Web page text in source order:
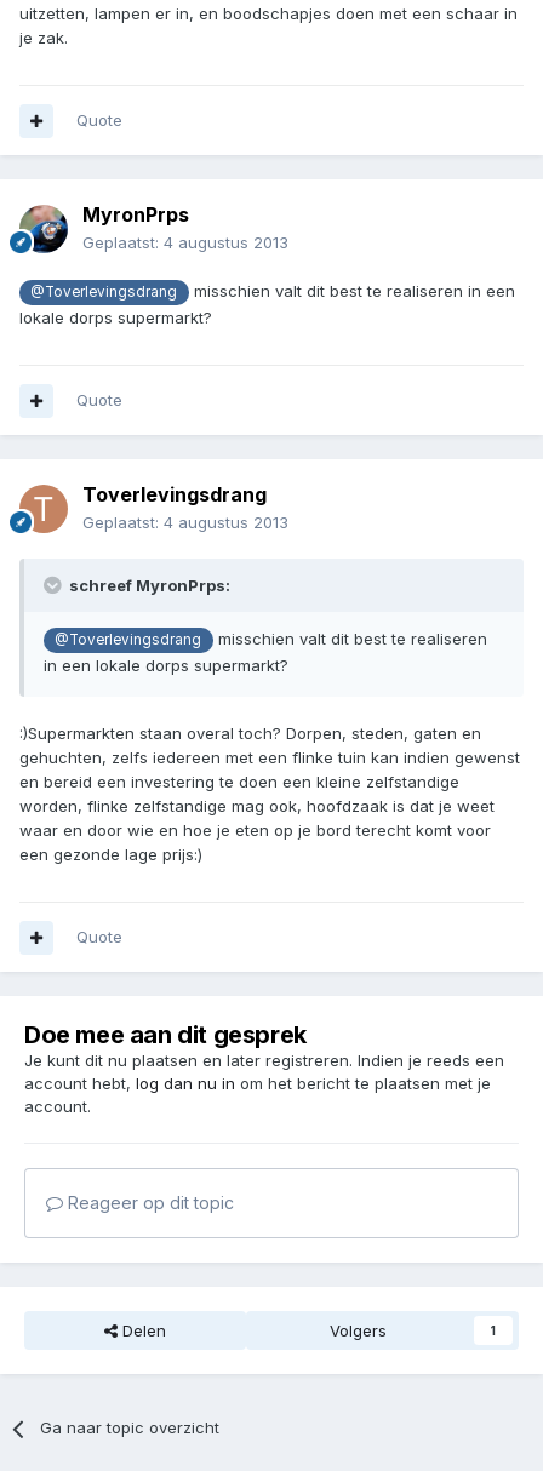
uitzetten, lampen er in, en boodschapjes doen met een schaar in
je zak.
Quote
MyronPrps
Geplaatst: 4 augustus 2013
@Toverlevingsdrang
misschien valt dit best te realiseren in een
lokale dorps supermarkt?
Quote
Toverlevingsdrang
Geplaatst: 4 augustus 2013
schreef MyronPrps:
@Toverlevingsdrang
misschien valt dit best te realiseren
in een lokale dorps supermarkt?
:)Supermarkten staan overal toch? Dorpen, steden, gaten en
gehuchten, zelfs iedereen met een flinke tuin kan indien gewenst
en bereid een investering te doen een kleine zelfstandige
worden, flinke zelfstandige mag ook, hoofdzaak is dat je weet
waar en door wie en hoe je eten op je bord terecht komt voor
een gezonde lage prijs:)
Quote
Doe mee aan dit gesprek
Je kunt dit nu plaatsen en later registreren. Indien je reeds een
account hebt, log dan nu in om het bericht te plaatsen met je
account.
Reageer op dit topic
Delen Volgers 1
Ga naar topic overzicht